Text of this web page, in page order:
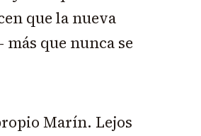
que la nueva
que nunca se
Marín. Lejos